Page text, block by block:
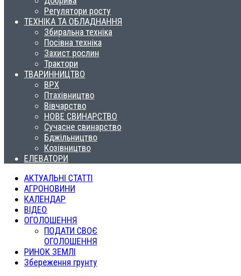
Регулятори росту
ТЕХНІКА ТА ОБЛАДНАННЯ
Збиральна техніка
Посівна техніка
Захист рослин
Трактори
ТВАРИННИЦТВО
ВРХ
Птахівництво
Вівчарство
НОВЕ СВИНАРСТВО
Сучасне свинарство
Бджільництво
Козівництво
ЕЛЕВАТОРИ
АКТУАЛЬНІ СТАТТІ
АГРОНОВИНИ
КАЛЕНДАР
ВІДЕО
ОГОЛОШЕННЯ
ПОДАТИ СВОЄ
ОГОЛОШЕННЯ
РИНОК ЗЕМЛІ
Збереження грунту